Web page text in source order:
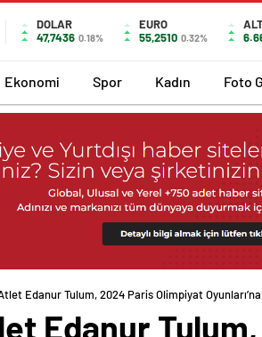
DOLAR
47,7436 0.18%
EURO
55,2510 0.32%
Ekonomi Spor Kadın Foto
Edanur Tulum, 2024 Paris Olimpiyat
Edanur